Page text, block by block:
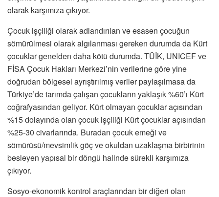
olarak karşımıza çıkıyor.
Çocuk işçiliği olarak adlandırılan ve esasen çocuğun
sömürülmesi olarak algılanması gereken durumda da Kürt
çocuklar genelden daha kötü durumda. TÜİK, UNICEF ve
FİSA Çocuk Hakları Merkezi’nin verilerine göre yine
doğrudan bölgesel ayrıştırılmış veriler paylaşılmasa da
Türkiye’de tarımda çalışan çocukların yaklaşık %60’ı Kürt
coğrafyasından geliyor. Kürt olmayan çocuklar açısından
%15 dolayında olan çocuk işçiliği Kürt çocuklar açısından
%25-30 civarlarında. Buradan çocuk emeği ve
sömürüsü/mevsimlik göç ve okuldan uzaklaşma birbirinin
besleyen yapısal bir döngü halinde sürekli karşımıza
çıkıyor.
Sosyo-ekonomik kontrol araçlarından bir diğeri olan